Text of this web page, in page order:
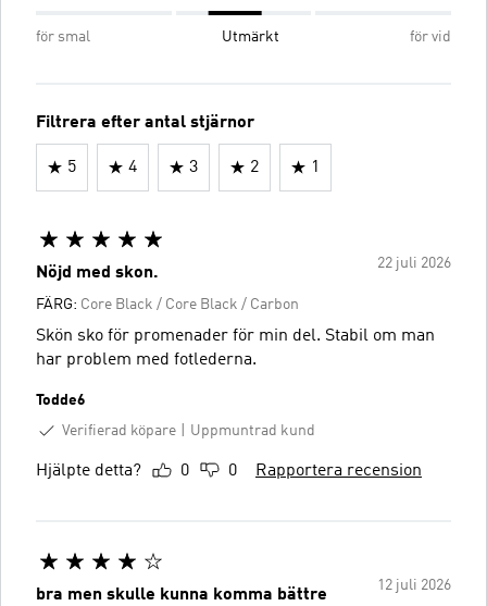
för smal Utmärkt för vid
Filtrera efter antal stjärnor
5 4 3 2 1
22 juli 2026
Nöjd med skon.
FÄRG: Core Black / Core Black / Carbon
Skön sko för promenader för min del. Stabil om man
har problem med fotlederna.
Todde6
Verifierad köpare
Uppmuntrad kund
Hjälpte detta? 0 0 Rapportera recension
12 juli 2026
bra men skulle kunna komma bättre